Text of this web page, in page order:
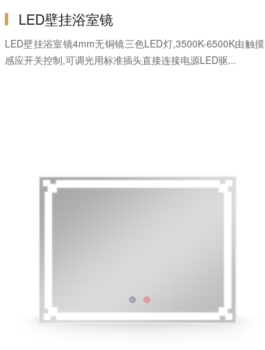
LED壁挂浴室镜
LED壁挂浴室镜4mm无铜镜三色LED灯,3500K-6500K由触摸
感应开关控制,可调光用标准插头直接连接电源LED驱...